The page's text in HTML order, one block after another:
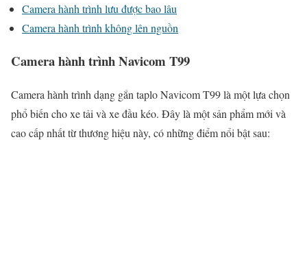
Camera hành trình lưu được bao lâu
Camera hành trình không lên nguồn
Camera hành trình Navicom T99
Camera hành trình dạng gắn taplo Navicom T99 là một lựa chọn
phổ biến cho xe tải và xe đầu kéo. Đây là một sản phẩm mới và
cao cấp nhất từ thương hiệu này, có những điểm nổi bật sau: